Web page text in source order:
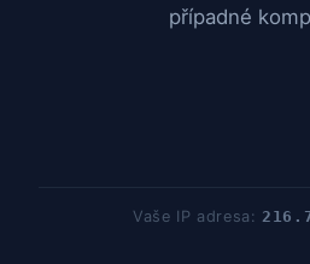
případné
Vaše IP adresa: